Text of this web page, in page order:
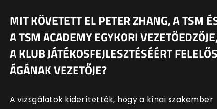
MIT KÖVETETT EL PETER ZHANG, A TSM
A TSM ACADEMY EGYKORI
A KLUB JÁTÉKOSFEJLESZTÉSÉÉRT FELELŐS
ÁGÁNAK VEZETŐJE?
A vizsgálatok kiderítették, hogy a kínai szakember